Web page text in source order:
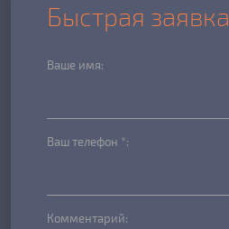
Быстрая заявка
Ваше имя:
Ваш телефон *:
Комментарий: